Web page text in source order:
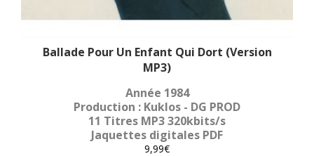
Ballade Pour Un Enfant Qui Dort (Version
MP3)
Année 1984
Production : Kuklos - DG PROD
11 Titres MP3 320kbits/s
Jaquettes digitales PDF
9,99€